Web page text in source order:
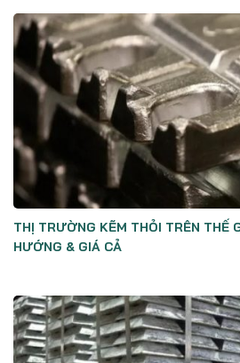
THỊ TRƯỜNG KẼM THỎI TRÊN THẾ
HƯỚNG & GIÁ CẢ